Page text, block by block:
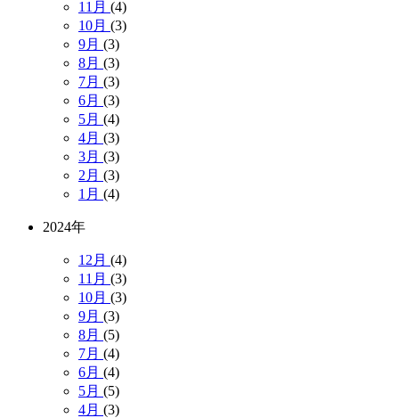
11月 (4)
10月 (3)
9月 (3)
8月 (3)
7月 (3)
6月 (3)
5月 (4)
4月 (3)
3月 (3)
2月 (3)
1月 (4)
2024年
12月 (4)
11月 (3)
10月 (3)
9月 (3)
8月 (5)
7月 (4)
6月 (4)
5月 (5)
4月 (3)